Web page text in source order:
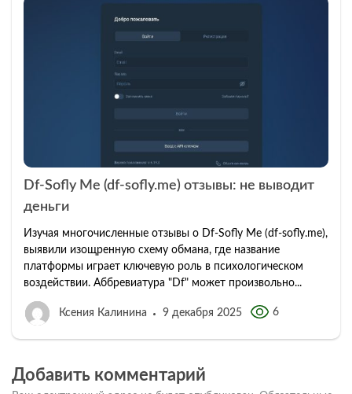
Df-Sofly Me (df-sofly.me) отзывы: не выводит
деньги
Изучая многочисленные отзывы о Df-Sofly Me (df-sofly.me),
выявили изощренную схему обмана, где название
платформы играет ключевую роль в психологическом
воздействии. Аббревиатура "Df" может произвольно...
Ксения Калинина 9 декабря 2025 6
Добавить комментарий